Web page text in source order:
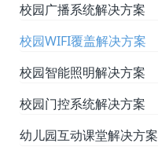
校园广播系统解决方案
校园WIFI覆盖解决方案
校园智能照明解决方案
校园门控系统解决方案
幼儿园互动课堂解决方案